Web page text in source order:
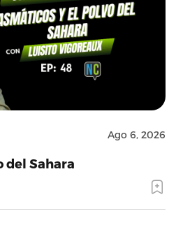
Ago 6, 2026
del Sahara